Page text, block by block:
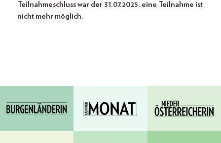
Teilnahmeschluss war der 31.07.2025, eine Teilnahme ist
nicht mehr möglich.